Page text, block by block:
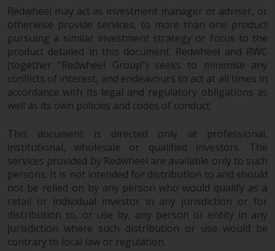
Bundesgesetz über die
kollektiven Kapitalanlagen von 23.
Juni 2006 («KAG») oder Aufsicht
durch die FINMA. Redwheel-
verwaltete Fonds, die nicht von
der FINMA bewilligt wurden,
dürfen in der Schweiz nur
qualifizierten Anlegern im Sinne
angeboten werden. 3 und Abs.
3ter KAG („Qualifizierte Anleger“).
Der Vertreter der von Redwheel
verwalteten Fonds in der Schweiz
ist FIRST INDEPENDENT FUND
SERVICES LTD, Feldeggstrasse 12,
CH-8008 Zürich. Zahlstelle der von
Redwheel may act as investment manager or adviser, or
otherwise provide services, to more than one product
pursuing a similar investment strategy or focus to the
product detailed in this document. Redwheel and RWC
(together “Redwheel Group”) seeks to minimise any
conflicts of interest, and endeavours to act at all times in
accordance with its legal and regulatory obligations as
well as its own policies and codes of conduct.
This document is directed only at professional,
institutional, wholesale or qualified investors. The
services provided by Redwheel are available only to such
persons. It is not intended for distribution to and should
not be relied on by any person who would qualify as a
retail or individual investor in any jurisdiction or for
distribution to, or use by, any person or entity in any
jurisdiction where such distribution or use would be
contrary to local law or regulation.